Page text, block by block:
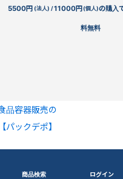
5500円(法人) /11000円(個人)の購入
料無料
品容器販売の
【パックデポ】
商品検索 ログイン